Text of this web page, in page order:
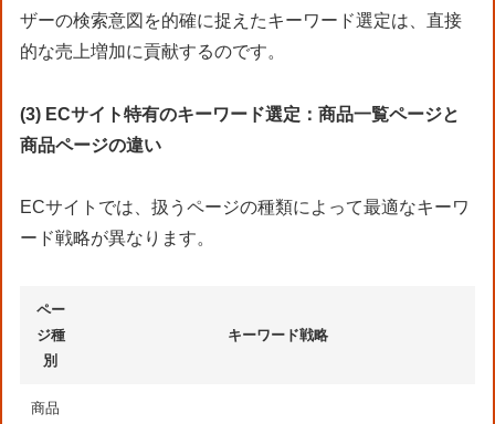
ザーの検索意図を的確に捉えたキーワード選定は、直接
的な売上増加に貢献するのです。
(3) ECサイト特有のキーワード選定：商品一覧ページと
商品ページの違い
ECサイトでは、扱うページの種類によって最適なキーワ
ード戦略が異なります。
ペー
ジ種
別
キーワード戦略
商品